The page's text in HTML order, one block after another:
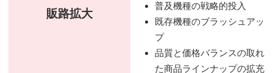
販路拡大
普及機種の戦略的投入
既存機種のブラッシュアッ
プ
品質と価格バランスの取れ
た商品ラインナップの拡充